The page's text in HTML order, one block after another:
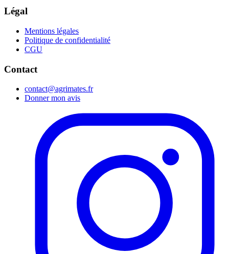
Légal
Mentions légales
Politique de confidentialité
CGU
Contact
contact@agrimates.fr
Donner mon avis